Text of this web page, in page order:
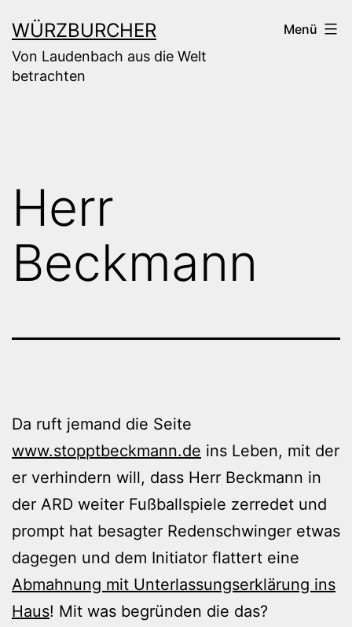
Inhalt
springen
WÜRZBURCHER
Von Laudenbach aus die Welt
betrachten
Menü
Herr
Beckmann
Da ruft jemand die Seite
www.stopptbeckmann.de ins Leben, mit der
er verhindern will, dass Herr Beckmann in
der ARD weiter Fußballspiele zerredet und
prompt hat besagter Redenschwinger etwas
dagegen und dem Initiator flattert eine
Abmahnung mit Unterlassungserklärung ins
Haus! Mit was begründen die das?